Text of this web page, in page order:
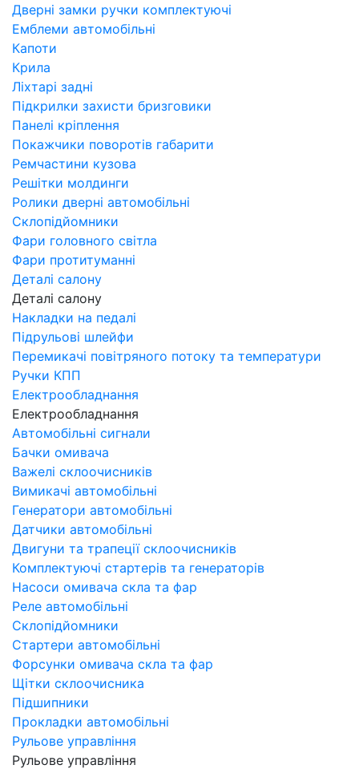
Дверні замки ручки комплектуючі
Емблеми автомобільні
Капоти
Крила
Ліхтарі задні
Підкрилки захисти бризговики
Панелі кріплення
Покажчики поворотів габарити
Ремчастини кузова
Решітки молдинги
Ролики дверні автомобільні
Склопідйомники
Фари головного світла
Фари протитуманні
Деталі салону
Деталі салону
Накладки на педалі
Підрульові шлейфи
Перемикачі повітряного потоку та температури
Ручки КПП
Електрообладнання
Електрообладнання
Автомобільні сигнали
Бачки омивача
Важелі склоочисників
Вимикачі автомобільні
Генератори автомобільні
Датчики автомобільні
Двигуни та трапеції склоочисників
Комплектуючі стартерів та генераторів
Насоси омивача скла та фар
Реле автомобільні
Склопідйомники
Стартери автомобільні
Форсунки омивача скла та фар
Щітки склоочисника
Підшипники
Прокладки автомобільні
Рульове управління
Рульове управління